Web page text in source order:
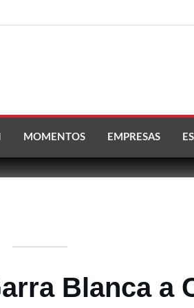
MOMENTOS EMPRESAS
Blanca a